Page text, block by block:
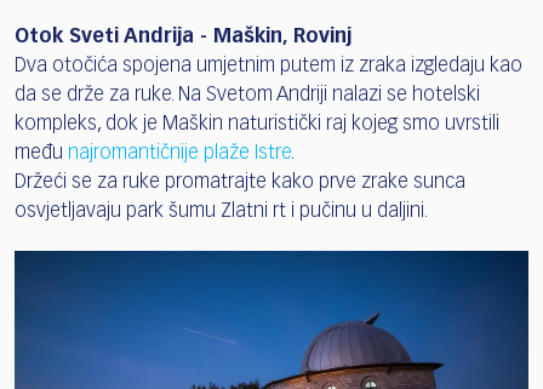
Otok Sveti Andrija - Maškin, Rovinj
Dva otočića spojena umjetnim putem iz zraka izgledaju kao
da se drže za ruke. Na Svetom Andriji nalazi se hotelski
kompleks, dok je Maškin naturistički raj kojeg smo uvrstili
među najromantičnije plaže Istre.
Držeći se za ruke promatrajte kako prve zrake sunca
osvjetljavaju park šumu Zlatni rt i pučinu u daljini.